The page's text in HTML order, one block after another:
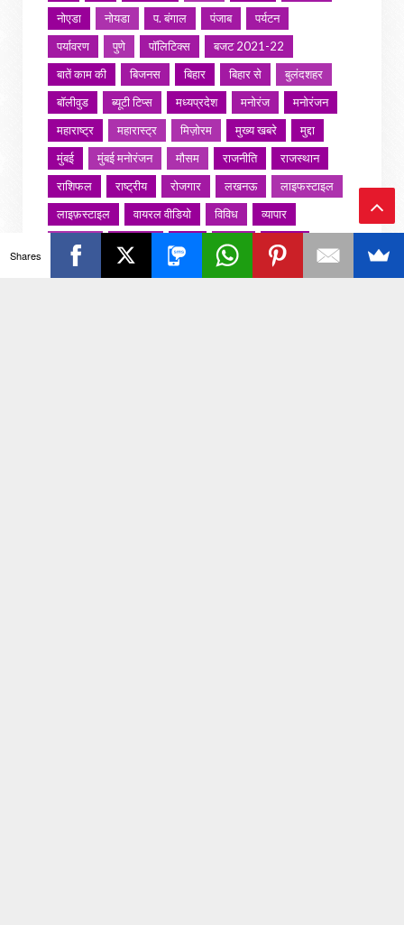
नोएडा
नोयडा प. बंगाल पंजाब
पर्यटन
पर्यावरण
पुणे पॉलिटिक्स
बजट 2021-22
बातें काम की
बिजनस बिहार बिहार से
बुलंदशहर
बॉलीवुड
ब्यूटी टिप्स मध्यप्रदेश मनोरंज
मनोरंजन
महाराष्ट्र
महारास्ट्र मिज़ोरम मुख्य खबरे
मुद्दा
मुंबई
मुंबई मनोरंजन मौसम राजनीति
राजस्थान
राशिफल
राष्ट्रीय रोजगार लखनऊ
लाइफस्टाइल
लाइफ़स्टाइल
वायरल वीडियो विविध
व्यापार
शख्सियत
समाज
संस्कार
संस्कृति
साहित्य सरोवर सिटी इवेंट
स्पोर्ट्स
Ba
ck
Shares